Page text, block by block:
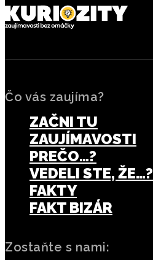
Čo vás zaujíma?
ZAČNI TU
ZAUJÍMAVOSTI
PREČO…?
VEDELI STE, ŽE…?
FAKTY
FAKT BIZÁR
Zostaňte s nami: